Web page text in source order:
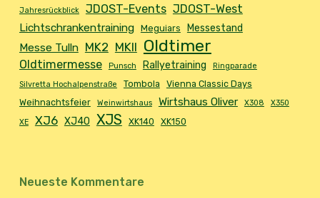
Jahresrückblick JDOST-Events JDOST-West
Lichtschrankentraining Meguiars Messestand
Messe Tulln MK2 MKII Oldtimer
Oldtimermesse Punsch Rallyetraining
Ringparade
Silvretta Hochalpenstraße
Tombola
Vienna Classic Days
Weihnachtsfeier
Weinwirtshaus Wirtshaus Oliver X308 X350
XE XJ6 XJ40 XJS XK140 XK150
Neueste Kommentare